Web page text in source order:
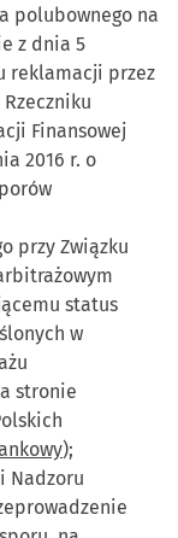
polubownego na
z dnia 5
reklamacji przez
Finansowej
2016 r. o
przy Związku
status
w
stronie
);
Nadzoru